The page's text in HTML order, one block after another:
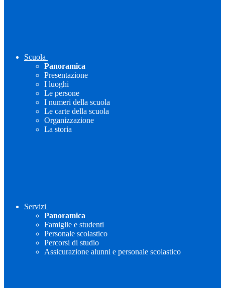
Scuola
Panoramica
Presentazione
I luoghi
Le persone
I numeri della scuola
Le carte della scuola
Organizzazione
La storia
Servizi
Panoramica
Famiglie e studenti
Personale scolastico
Percorsi di studio
Assicurazione alunni e personale scolastico